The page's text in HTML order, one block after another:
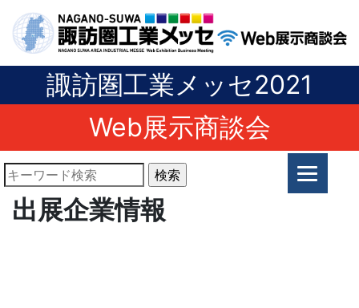
諏訪圏工業メッセ2021
Web展示商談会
出展企業情報